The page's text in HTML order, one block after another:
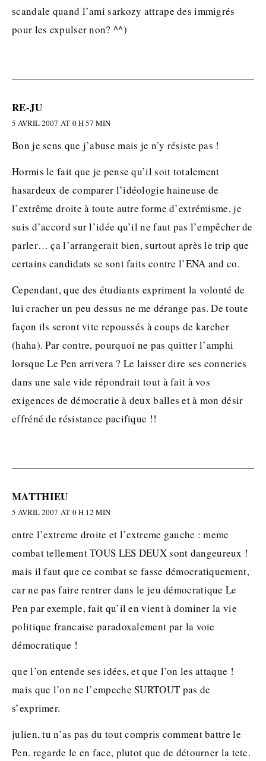
scandale quand l’ami sarkozy attrape des immigrés
pour les expulser non? ^^)
RE-JU
5 AVRIL 2007 AT 0 H 57 MIN
Bon je sens que j’abuse mais je n’y résiste pas !
Hormis le fait que je pense qu’il soit totalement
hasardeux de comparer l’idéologie haineuse de
l’extrême droite à toute autre forme d’extrémisme, je
suis d’accord sur l’idée qu’il ne faut pas l’empêcher de
parler… ça l’arrangerait bien, surtout après le trip que
certains candidats se sont faits contre l’ENA and co.
Cependant, que des étudiants expriment la volonté de
lui cracher un peu dessus ne me dérange pas. De toute
façon ils seront vite repoussés à coups de karcher
(haha). Par contre, pourquoi ne pas quitter l’amphi
lorsque Le Pen arrivera ? Le laisser dire ses conneries
dans une sale vide répondrait tout à fait à vos
exigences de démocratie à deux balles et à mon désir
effréné de résistance pacifique !!
MATTHIEU
5 AVRIL 2007 AT 0 H 12 MIN
entre l’extreme droite et l’extreme gauche : meme
combat tellement TOUS LES DEUX sont dangeureux !
mais il faut que ce combat se fasse démocratiquement,
car ne pas faire rentrer dans le jeu démocratique Le
Pen par exemple, fait qu’il en vient à dominer la vie
politique francaise paradoxalement par la voie
démocratique !
que l’on entende ses idées, et que l’on les attaque !
mais que l’on ne l’empeche SURTOUT pas de
s’exprimer.
julien, tu n’as pas du tout compris comment battre le
Pen. regarde le en face, plutot que de détourner la tete.